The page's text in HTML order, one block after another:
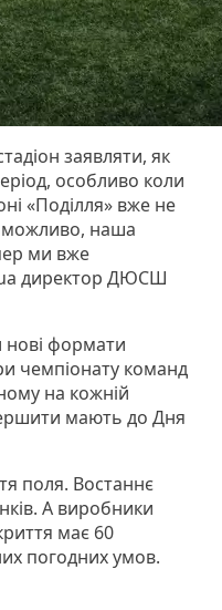
заявляти, як
особливо коли
«Поділля» вже не
можливо, наша
ми вже
директор ДЮСШ
формати
чемпіонату команд
на кожній
мають до Дня
поля. Востаннє
А виробники
має 60
погодних умов.